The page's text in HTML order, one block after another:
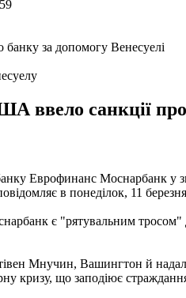
ввело санкції
Еврофинанс Моснарбанк у
в понеділок, 11
є "рятувальним
Мнучин, Вашингтон й
кризу, що заподіює